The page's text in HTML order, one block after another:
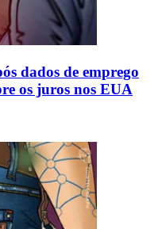
dados de emprego
os juros nos EUA